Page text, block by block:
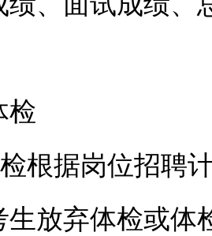
据岗位招聘
生放弃体检或体